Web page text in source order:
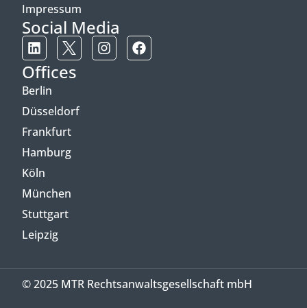
Impressum
Social Media
Offices
Berlin
Düsseldorf
Frankfurt
Hamburg
Köln
München
Stuttgart
Leipzig
© 2025 MTR Rechtsanwaltsgesellschaft mbH